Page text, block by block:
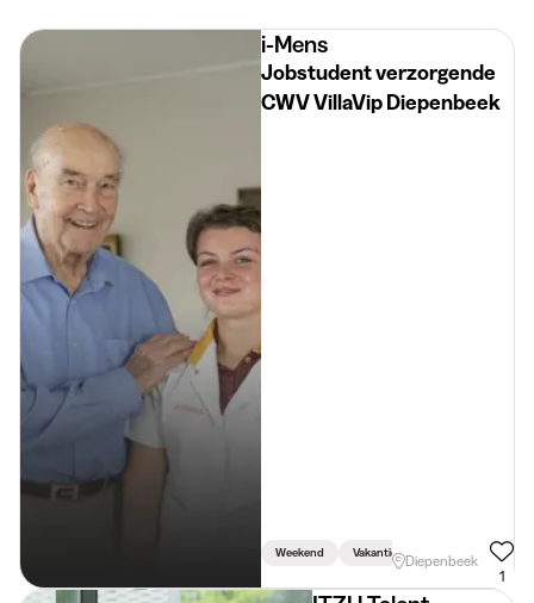
i-Mens
Jobstudent verzorgende
CWV VillaVip Diepenbeek
Weekend Vakantie Week Fiets
Diepenbeek
1